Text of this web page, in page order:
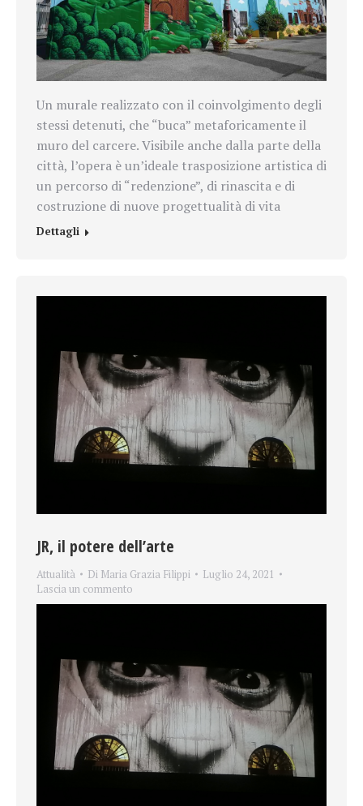
Un murale realizzato con il coinvolgimento degli
stessi detenuti, che “buca” metaforicamente il
muro del carcere.Visibile anche dalla parte della
città, l’opera è un’ideale trasposizione artistica di
un percorso di “redenzione”, di rinascita e di
costruzione di nuove progettualità di vita
Dettagli
JR, il potere dell’arte
Attualità Di Maria Grazia Filippi
Luglio 24, 2021
Lascia un commento